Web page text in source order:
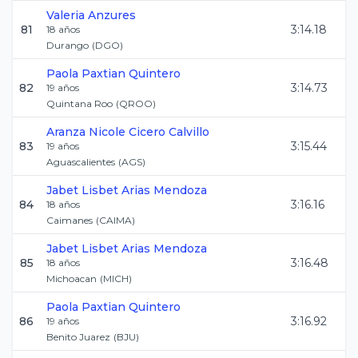
81
Valeria Anzures
18 años
Durango (DGO)
3:14.18
82
Paola Paxtian Quintero
19 años
Quintana Roo (QROO)
3:14.73
83
Aranza Nicole Cicero Calvillo
19 años
Aguascalientes (AGS)
3:15.44
84
Jabet Lisbet Arias Mendoza
18 años
Caimanes (CAIMA)
3:16.16
85
Jabet Lisbet Arias Mendoza
18 años
Michoacan (MICH)
3:16.48
86
Paola Paxtian Quintero
19 años
Benito Juarez (BJU)
3:16.92